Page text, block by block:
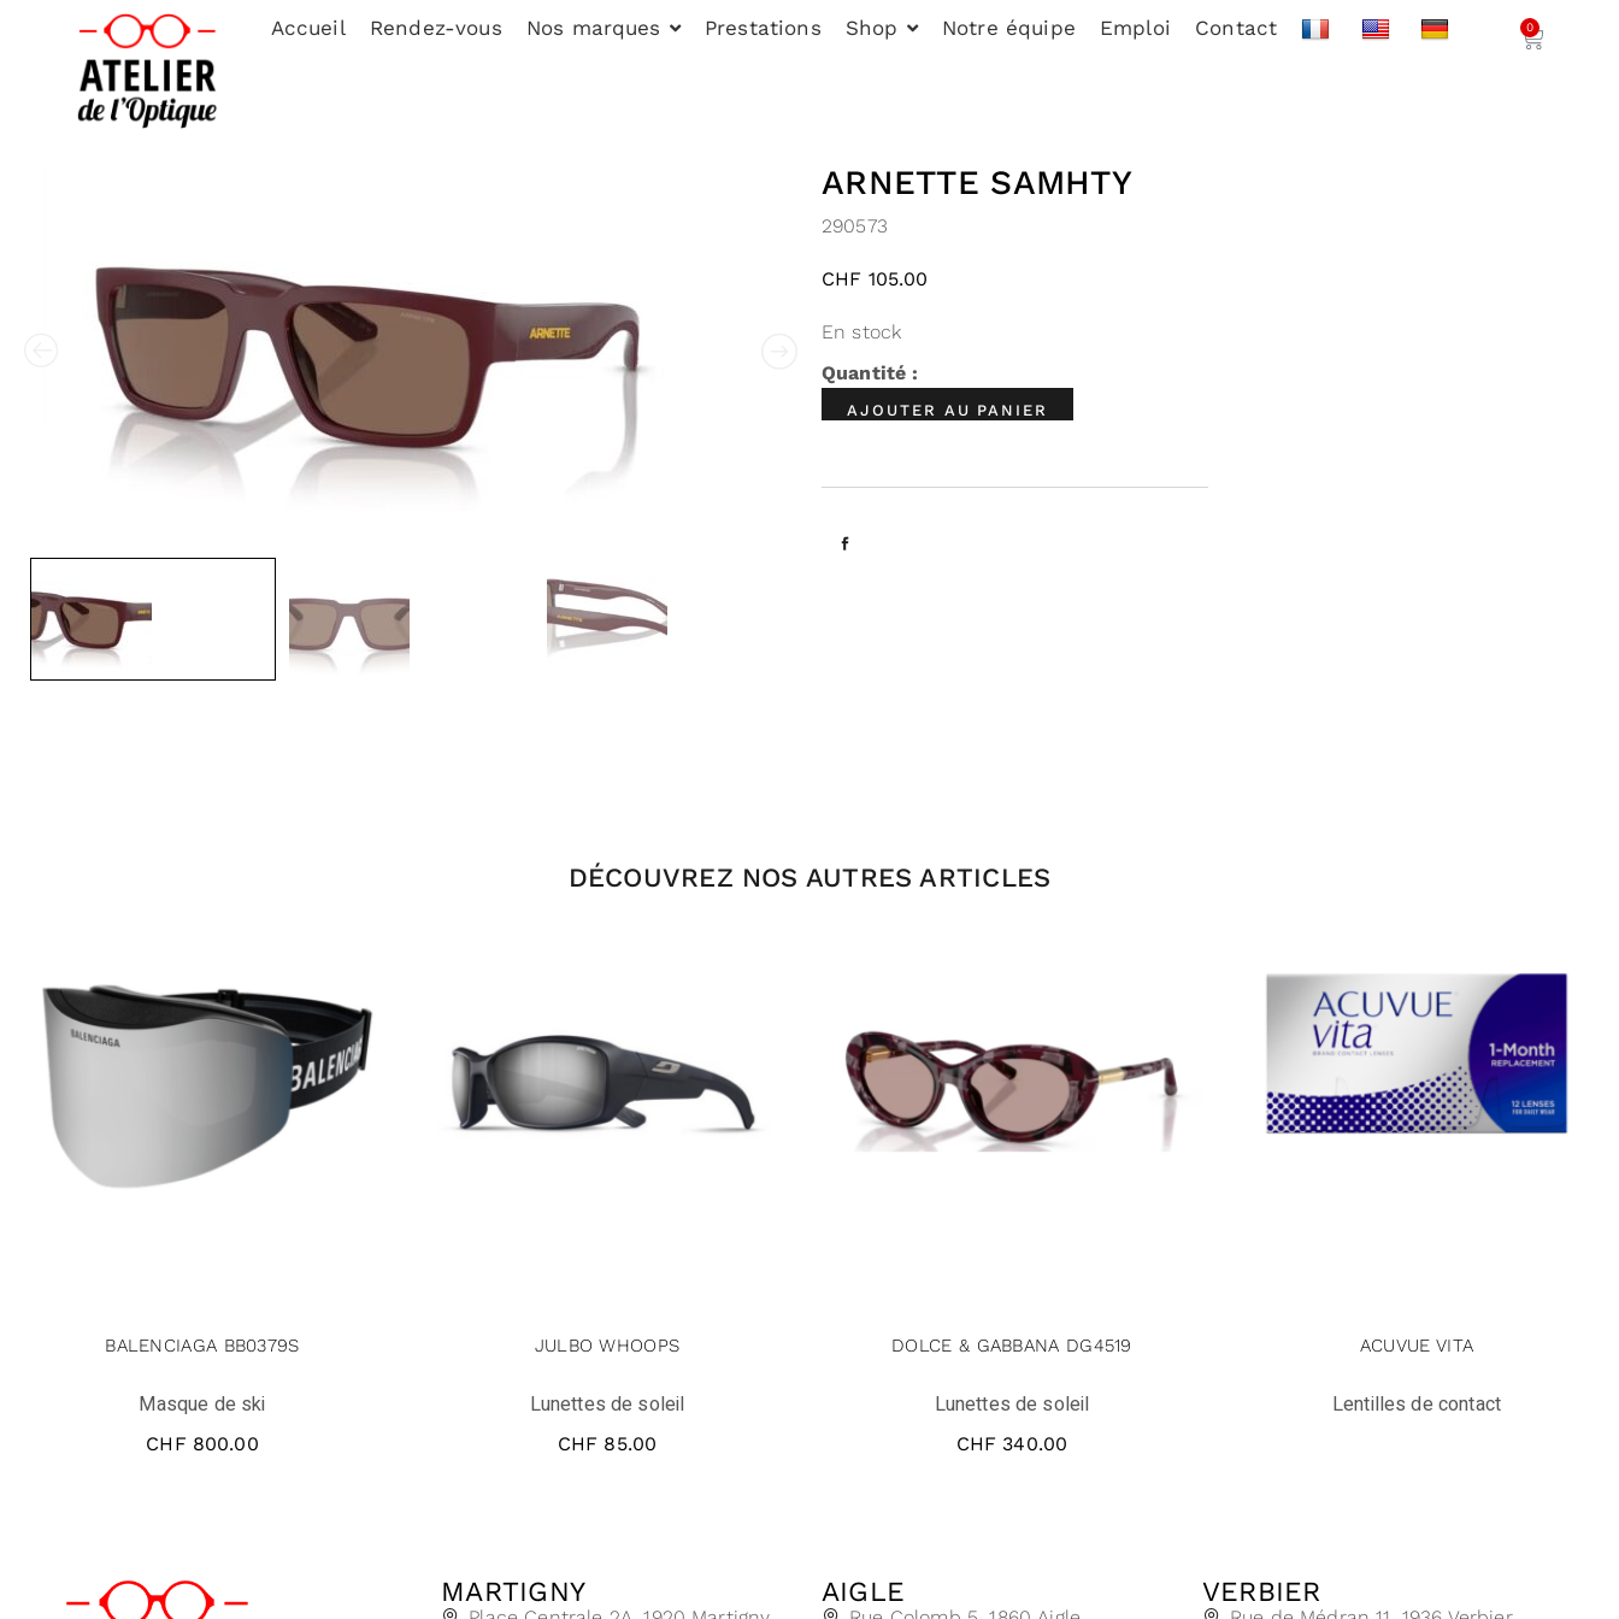
Accueil Rendez-vous Nos marques Prestations Shop Notre équipe Emploi Contact 0
ARNETTE SAMHTY
290573
CHF 105.00
En stock
AJOUTER AU PANIER
DÉCOUVREZ NOS AUTRES ARTICLES
BALENCIAGA BB0379S
Masque de ski
CHF 800.00
JULBO WHOOPS
Lunettes de soleil
CHF 85.00
DOLCE & GABBANA DG4519
Lunettes de soleil
CHF 340.00
ACUVUE VITA
Lentilles de contact
MARTIGNY AIGLE VERBIER